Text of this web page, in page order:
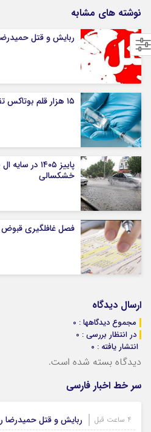
نوشته های مشابه
ربایش و قتل
۱۵ هزار قلم بوتاکس تقلبی، این بار در زعفرانیه
پاییز ۱۴۰۵ در
خشکسالی
فصل غافلگیری
ارسال دیدگاه
مجموع دیدگاهها : 0
در انتظار بررسی : 0
انتشار یافته : ۰
دیدگاه بسته شده است.
سر خط اخبار فارسی
ربایش و قتل حمیدرضا